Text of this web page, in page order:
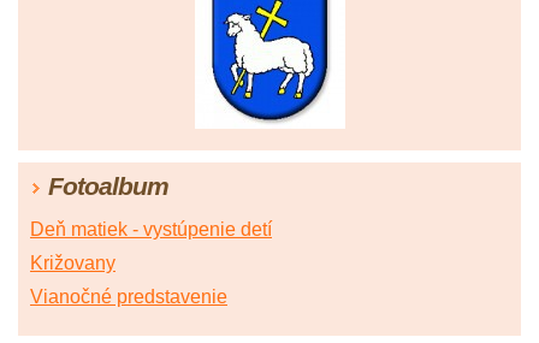
Fotoalbum
Deň matiek - vystúpenie detí
Križovany
Vianočné predstavenie